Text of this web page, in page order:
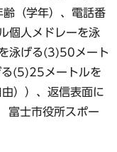
（学年）、電話番
個人メドレーを泳
泳げる(3)50メート
(5)25メートルを
））、返信表面に
士市役所スポー